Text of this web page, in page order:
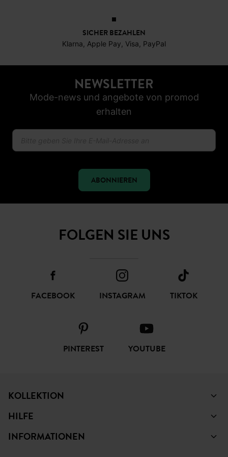
SICHER BEZAHLEN
Klarna, Apple Pay, Visa, PayPal
NEWSLETTER
Mode-news und angebote von promod
erhalten
ABONNIEREN
FOLGEN SIE UNS
FACEBOOK INSTAGRAM TIKTOK
PINTEREST YOUTUBE
KOLLEKTION
HILFE
INFORMATIONEN